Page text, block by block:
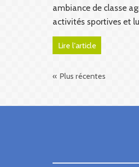
ambiance de classe
activités sportives et
Lire l'article
Plus récentes